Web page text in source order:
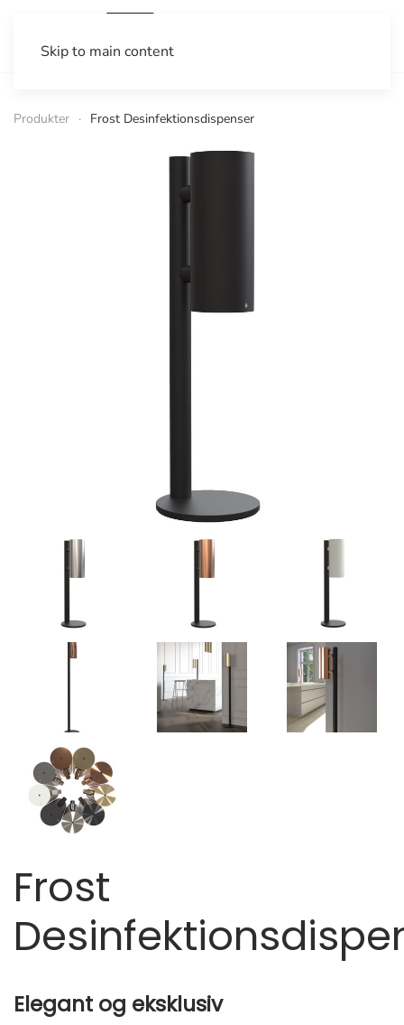
Skip to main content
Produkter Frost Desinfektionsdispenser
Frost
Elegant og eksklusiv